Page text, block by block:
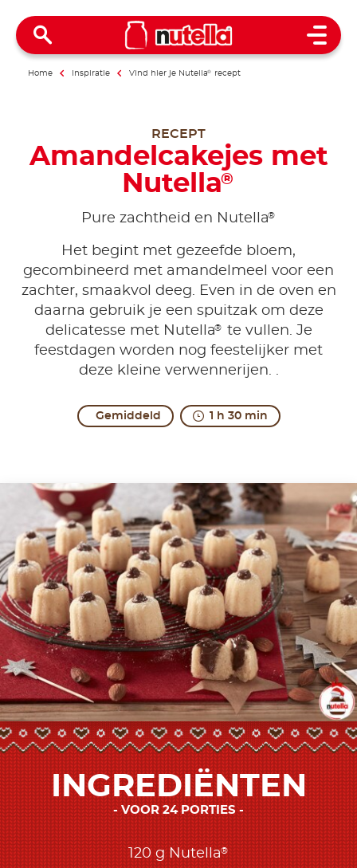
Open
Home Inspiratie Vind hier je Nutella® recept
RECEPT
Amandelcakejes met
Nutella®
Pure zachtheid en Nutella®
Het begint met gezeefde bloem,
gecombineerd met amandelmeel voor een
zachter, smaakvol deeg. Even in de oven en
daarna gebruik je een spuitzak om deze
delicatesse met Nutella®
te vullen. Je
feestdagen worden nog feestelijker met
deze kleine verwennerijen. .
Gemiddeld 1 h 30 min
INGREDIËNTEN
VOOR 24 PORTIES
120 g Nutella®